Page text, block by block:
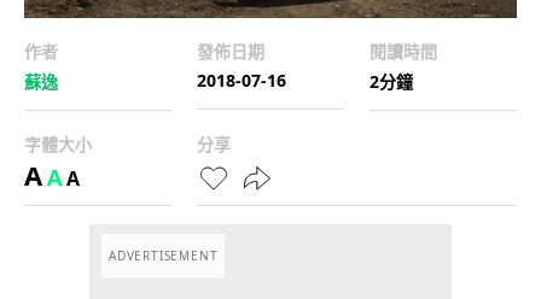
作者
蘇逸
發佈日期
2018-07-16
閱讀時間
2分鐘
字體大小
AAA
分享
ADVERTISEMENT